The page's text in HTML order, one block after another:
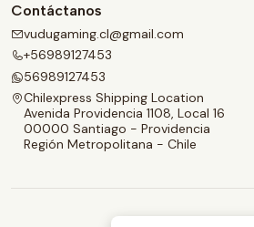
Contáctanos
vudugaming.cl@gmail.com
+56989127453
56989127453
Chilexpress Shipping Location
Avenida Providencia 1108, Local 16
00000 Santiago - Providencia
Región Metropolitana - Chile